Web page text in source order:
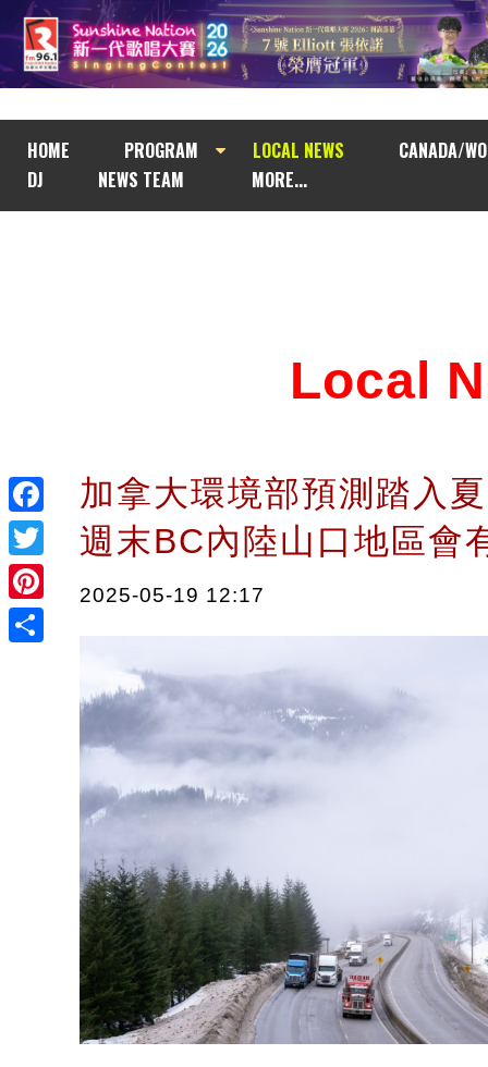
HOME PROGRAM LOCAL NEWS
CANADA/
DJ
NEWS TEAM MORE...
Facebook
Twitter
Pinterest
Local
加拿大環境部預測踏入
週末BC內陸山口地區
2025-05-19 12:17